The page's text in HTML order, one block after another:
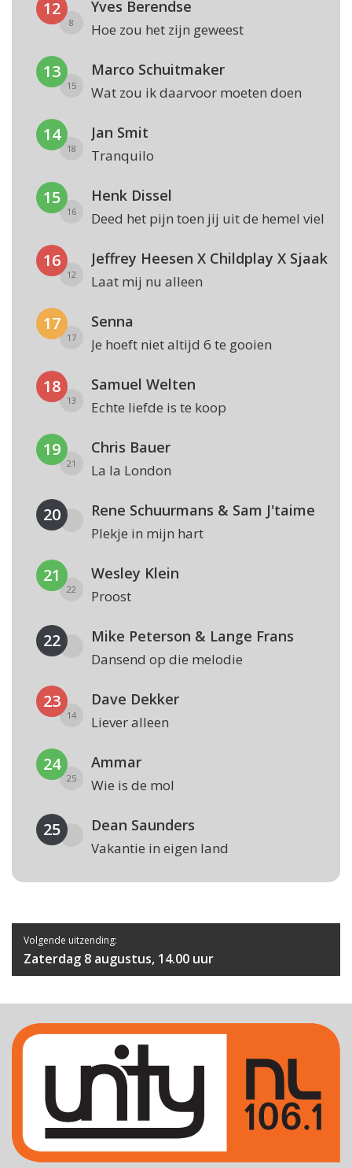
12
8
Yves Berendse
Hoe zou het zijn geweest
13
15
Marco Schuitmaker
Wat zou ik daarvoor moeten doen
14
18
Jan Smit
Tranquilo
15
16
Henk Dissel
Deed het pijn toen jij uit de hemel viel
16
12
Jeffrey Heesen X Childplay X Sjaak
Laat mij nu alleen
17
17
Senna
Je hoeft niet altijd 6 te gooien
18
13
Samuel Welten
Echte liefde is te koop
19
21
Chris Bauer
La la London
20 Rene Schuurmans & Sam J'taime
Plekje in mijn hart
21
22
Wesley Klein
Proost
22 Mike Peterson & Lange Frans
Dansend op die melodie
23
14
Dave Dekker
Liever alleen
24
25
Ammar
Wie is de mol
25 Dean Saunders
Vakantie in eigen land
Volgende uitzending:
Zaterdag 8 augustus, 14.00 uur